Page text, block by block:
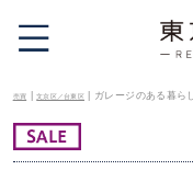
売買 |文京区／台東区 | ガレージのある暮らし